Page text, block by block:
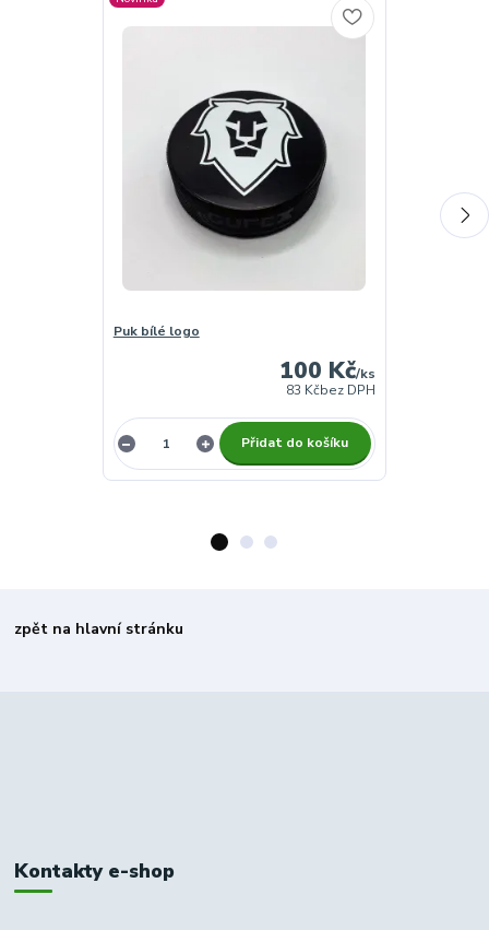
Puk bílé logo
100 Kč/ks
83 Kčbez DPH
Přidat do košíku
zpět na hlavní stránku
Kontakty e-shop